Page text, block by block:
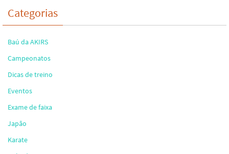
Categorias
Baú da AKIRS
Campeonatos
Dicas de treino
Eventos
Exame de faixa
Japão
Karate